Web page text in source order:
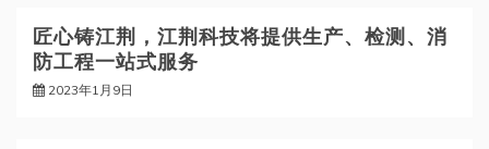
匠心铸江荆，江荆科技将提供生产、检测、消
防工程一站式服务
2023年1月9日